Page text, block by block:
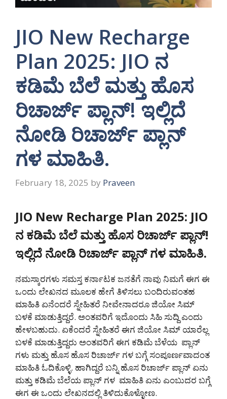
JIO New Recharge
Plan 2025: JIO ನ
ಕಡಿಮೆ ಬೆಲೆ ಮತ್ತು ಹೊಸ
ರಿಚಾರ್ಜ್ ಪ್ಲಾನ್! ಇಲ್ಲಿದೆ
ನೋಡಿ ರಿಚಾರ್ಜ್ ಪ್ಲಾನ್
ಗಳ ಮಾಹಿತಿ.
February 18, 2025 by Praveen
JIO New Recharge Plan 2025: JIO
ನ ಕಡಿಮೆ ಬೆಲೆ ಮತ್ತು ಹೊಸ ರಿಚಾರ್ಜ್ ಪ್ಲಾನ್!
ಇಲ್ಲಿದೆ ನೋಡಿ ರಿಚಾರ್ಜ್ ಪ್ಲಾನ್ ಗಳ ಮಾಹಿತಿ.
ನಮಸ್ಕಾರಗಳು ಸಮಸ್ತ ಕರ್ನಾಟಕ ಜನತೆಗೆ ನಾವು ನಿಮಗೆ ಈಗ ಈ
ಒಂದು ಲೇಖನದ ಮೂಲಕ ಹೇಗೆ ತಿಳಿಸಲು ಬಂದಿರುವಂತಹ
ಮಾಹಿತಿ ಏನೆಂದರೆ ಸ್ನೇಹಿತರೆ ನೀವೇನಾದರೂ ಜಿಯೋ ಸಿಮ್
ಬಳಕೆ ಮಾಡುತ್ತಿದ್ದರೆ. ಅಂತವರಿಗೆ ಇದೊಂದು ಸಿಹಿ ಸುದ್ದಿ ಎಂದು
ಹೇಳಬಹುದು. ಏಕೆಂದರೆ ಸ್ನೇಹಿತರೆ ಈಗ ಜಿಯೋ ಸಿಮ್ ಯಾರೆಲ್ಲ
ಬಳಕೆ ಮಾಡುತ್ತಿದ್ದರು ಅಂತವರಿಗೆ ಈಗ ಕಡಿಮೆ ಬೆಳೆಯ ಪ್ಲಾನ್
ಗಳು ಮತ್ತು ಹೊಸ ಹೊಸ ರಿಚಾರ್ಜ್ ಗಳ ಬಗ್ಗೆ ಸಂಪೂರ್ಣವಾದಂತ
ಮಾಹಿತಿ ಓದಿಕೊಳ್ಳಿ. ಹಾಗಿದ್ದರೆ ಬನ್ನಿ ಹೊಸ ರಿಚಾರ್ಜ್ ಪ್ಲಾನ್ ಏನು
ಮತ್ತು ಕಡಿಮೆ ಬೆಲೆಯ ಪ್ಲಾನ್ ಗಳ ಮಾಹಿತಿ ಏನು ಎಂಬುದರ ಬಗ್ಗೆ
ಈಗ ಈ ಒಂದು ಲೇಖನದಲ್ಲಿ ತಿಳಿದುಕೊಳ್ಳೋಣ.